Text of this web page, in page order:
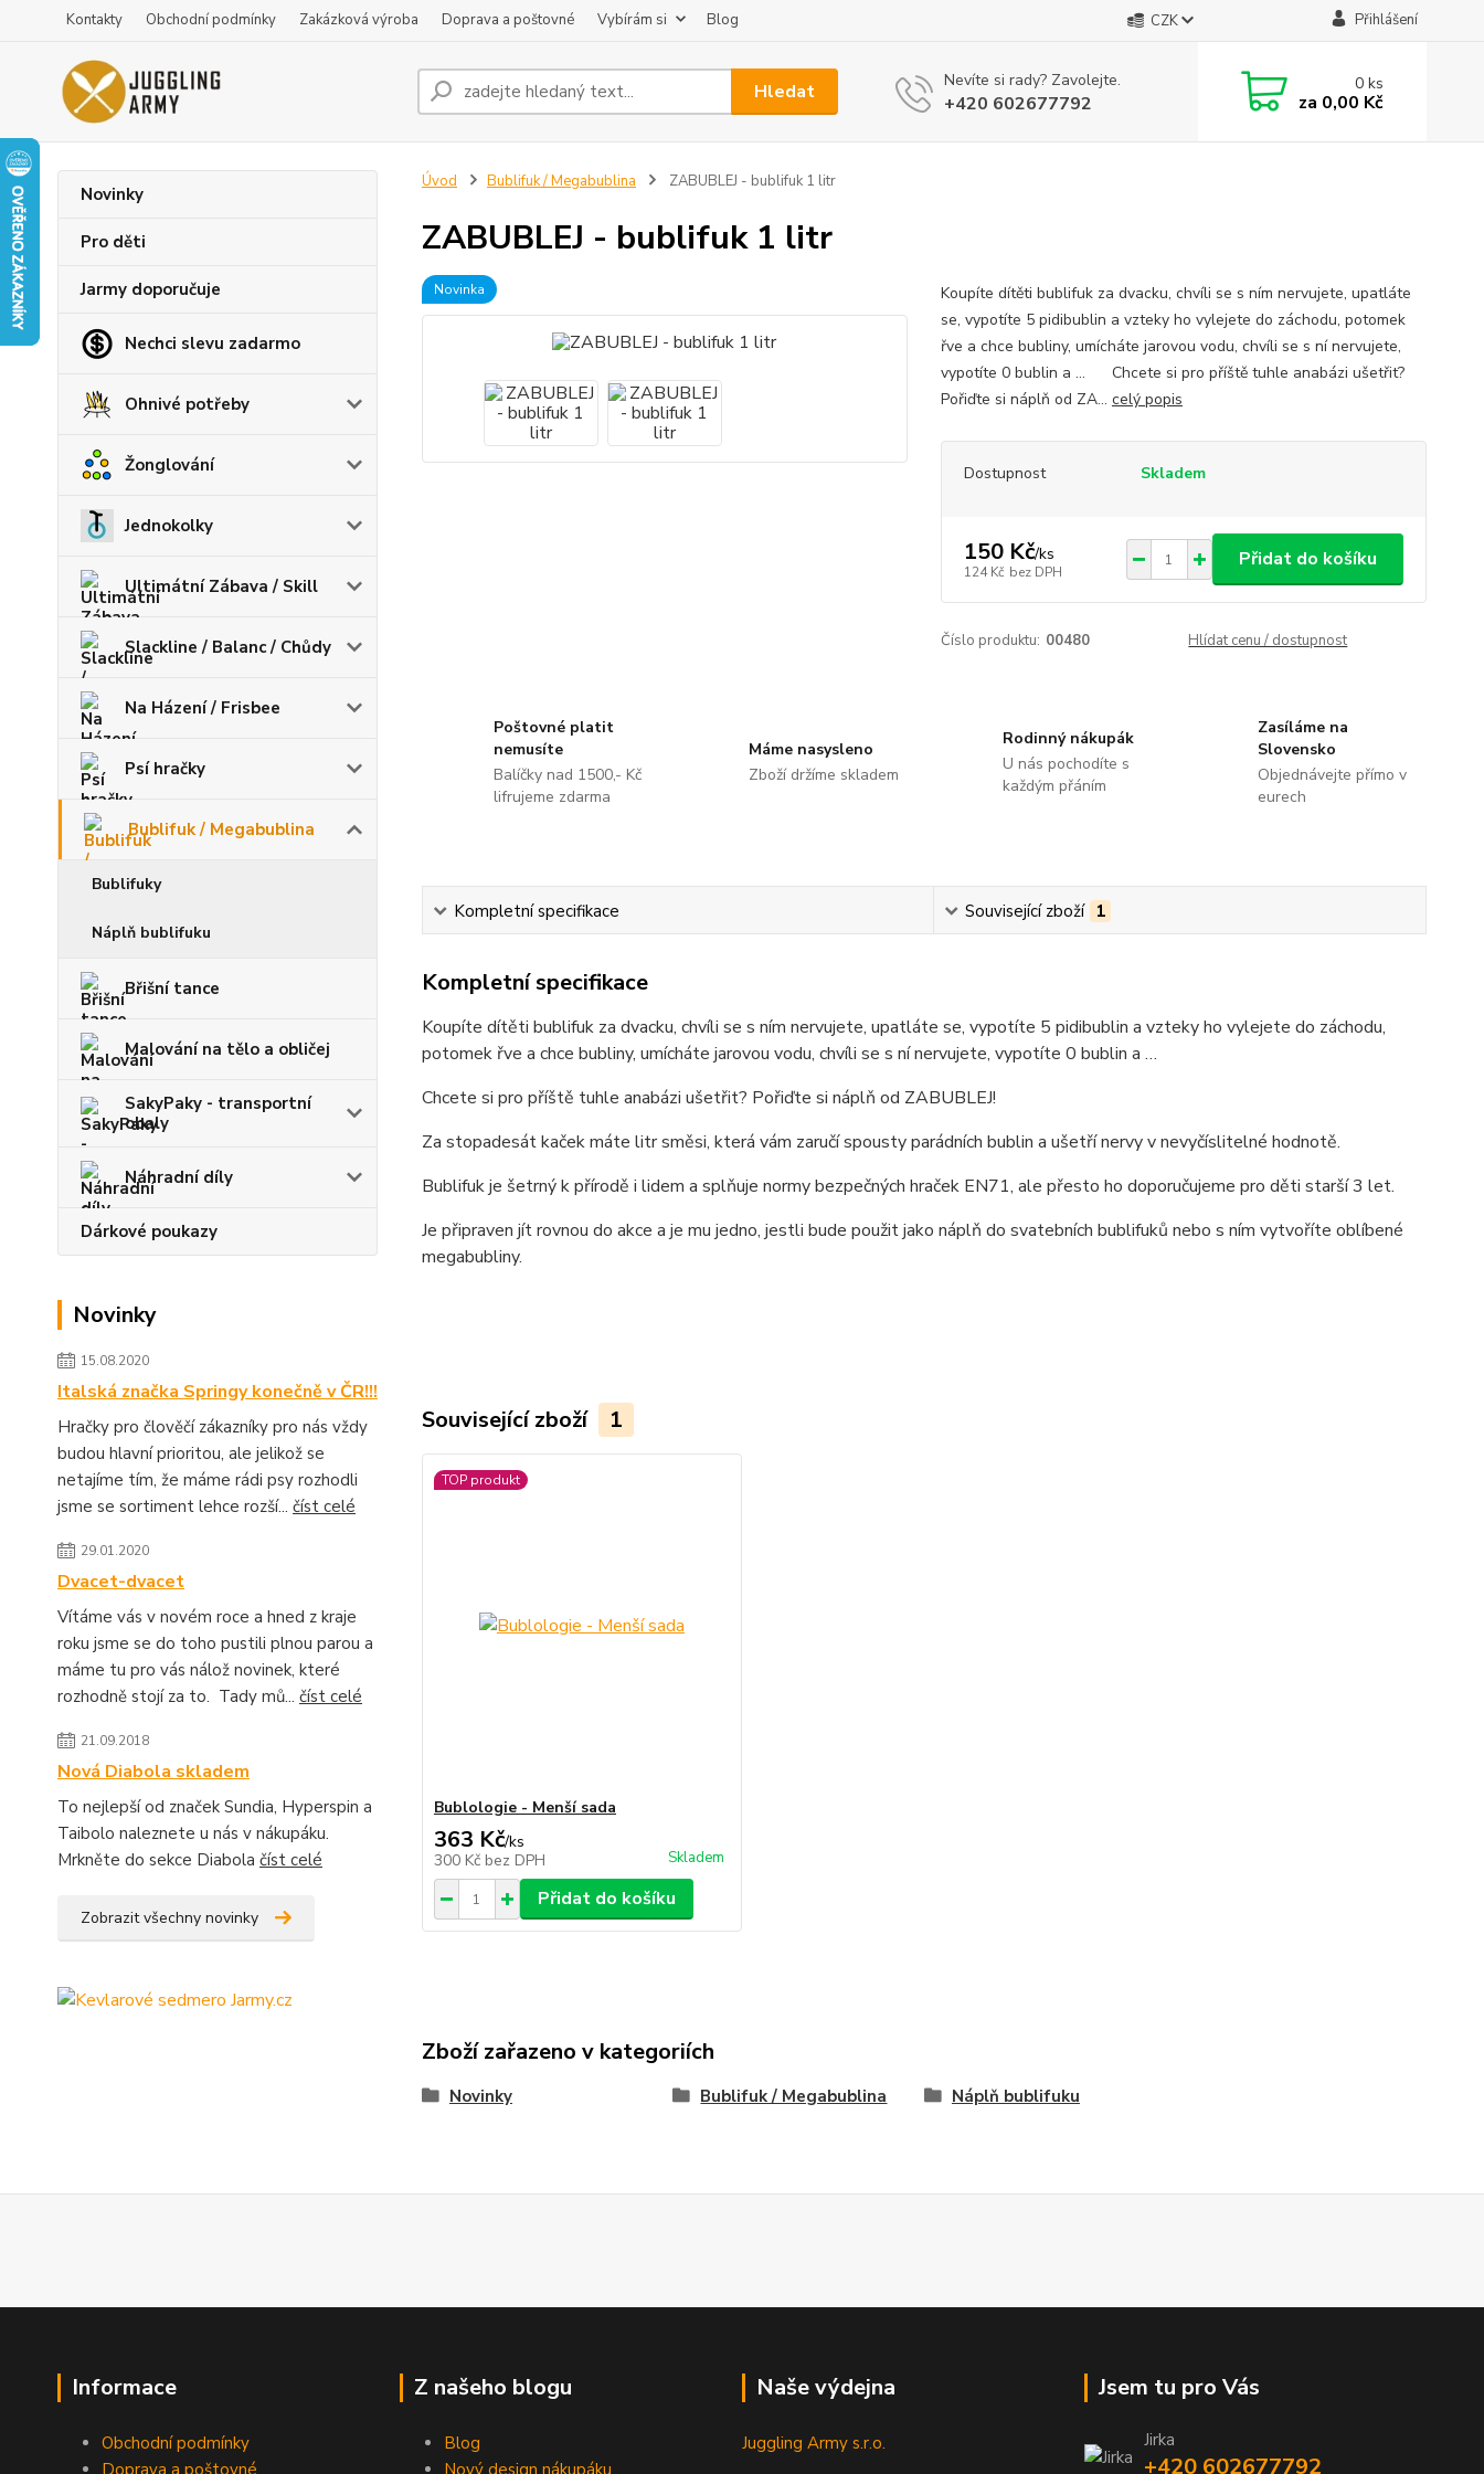
Kontakty Obchodní podmínky Zakázková výroba Doprava a poštovné Vybírám si Blog CZK Přihlášení
Hledat Nevíte si rady? Zavolejte.
+420 602677792
0ks
za 0,00 Kč
Novinky
Pro děti
Jarmy doporučuje
Nechci slevu zadarmo
Ohnivé potřeby
Žonglování
Jednokolky
Ultimátní Zábava / Skill
Slackline / Balanc / Chůdy
Na Házení / Frisbee
Psí hračky
Bublifuk / Megabublina
Bublifuky
Náplň bublifuku
Břišní tance
Malování na tělo a obličej
SakyPaky - transportní
obaly
Náhradní díly
Dárkové poukazy
Novinky
15.08.2020
Italská značka Springy konečně v ČR!!!
Hračky pro člověčí zákazníky pro nás vždy
budou hlavní prioritou, ale jelikož se
netajíme tím, že máme rádi psy rozhodli
jsme se sortiment lehce rozší... číst celé
29.01.2020
Dvacet-dvacet
Vítáme vás v novém roce a hned z kraje
roku jsme se do toho pustili plnou parou a
máme tu pro vás nálož novinek, které
rozhodně stojí za to. Tady mů... číst celé
21.09.2018
Nová Diabola skladem
To nejlepší od značek Sundia, Hyperspin a
Taibolo naleznete u nás v nákupáku.
Mrkněte do sekce Diabola číst celé
Zobrazit všechny novinky
Úvod Bublifuk / Megabublina ZABUBLEJ - bublifuk 1 litr
ZABUBLEJ - bublifuk 1 litr
Novinka
Koupíte dítěti bublifuk za dvacku, chvíli se s ním nervujete, upatláte
se, vypotíte 5 pidibublin a vzteky ho vylejete do záchodu, potomek
řve a chce bubliny, umícháte jarovou vodu, chvíli se s ní nervujete,
vypotíte 0 bublin a … Chcete si pro příště tuhle anabázi ušetřit?
Pořiďte si náplň od ZA... celý popis
Dostupnost Skladem
150 Kč/ks
124 Kč bez DPH
Přidat do košíku
Číslo produktu: 00480 Hlídat cenu / dostupnost
Poštovné platit
nemusíte
Balíčky nad 1500,- Kč
lifrujeme zdarma
Máme nasysleno
Zboží držíme skladem
Rodinný nákupák
U nás pochodíte s
každým přáním
Zasíláme na
Slovensko
Objednávejte přímo v
eurech
Kompletní specifikace Související zboží 1
Kompletní specifikace
Koupíte dítěti bublifuk za dvacku, chvíli se s ním nervujete, upatláte se, vypotíte 5 pidibublin a vzteky ho vylejete do záchodu,
potomek řve a chce bubliny, umícháte jarovou vodu, chvíli se s ní nervujete, vypotíte 0 bublin a …
Chcete si pro příště tuhle anabázi ušetřit? Pořiďte si náplň od ZABUBLEJ!
Za stopadesát kaček máte litr směsi, která vám zaručí spousty parádních bublin a ušetří nervy v nevyčíslitelné hodnotě.
Bublifuk je šetrný k přírodě i lidem a splňuje normy bezpečných hraček EN71, ale přesto ho doporučujeme pro děti starší 3 let.
Je připraven jít rovnou do akce a je mu jedno, jestli bude použit jako náplň do svatebních bublifuků nebo s ním vytvoříte oblíbené
megabubliny.
Související zboží 1
TOP produkt
Bublologie - Menší sada
363 Kč/ks
300 Kč bez DPH Skladem
Přidat do košíku
Zboží zařazeno v kategoriích
Novinky Bublifuk / Megabublina Náplň bublifuku
Informace
Obchodní podmínky
Doprava a poštovné
Z našeho blogu
Blog
Nový design nákupáku
Naše výdejna
Juggling Army s.r.o.
Jsem tu pro Vás
Jirka
+420 602677792